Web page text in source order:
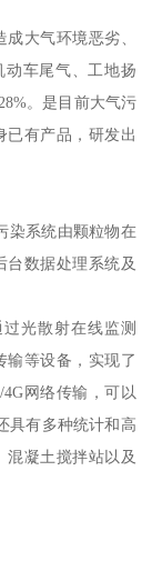
大气环境恶劣、
动车尾气、工地扬
。是目前大气污
已有产品，研发出
染系统由颗粒物在
台数据处理系统及
光散射在线监测
输等设备，实现了
网络传输，可以
具有多种统计和高
混凝土搅拌站以及